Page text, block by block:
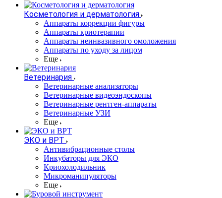
Косметология и дерматология
Аппараты коррекции фигуры
Аппараты криотерапии
Аппараты неинвазивного омоложения
Аппараты по уходу за лицом
Еще
Ветеринария
Ветеринарные анализаторы
Ветеринарные видеоэндоскопы
Ветеринарные рентген-аппараты
Ветеринарные УЗИ
Еще
ЭКО и ВРТ
Антивибрационные столы
Инкубаторы для ЭКО
Криохолодильник
Микроманипуляторы
Еще